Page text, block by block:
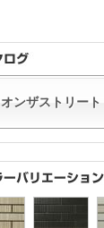
オンザストリート